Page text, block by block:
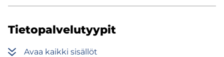
Tie­to­pal­ve­lu­tyy­pit
Avaa kaik­ki si­säl­löt